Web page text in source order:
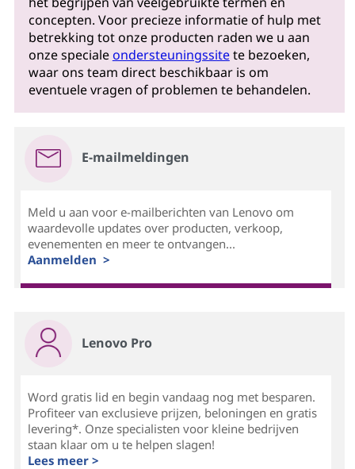
concepten. Voor precieze informatie of hulp met
betrekking tot onze producten raden we u aan
onze specialeondersteuningssitete bezoeken,
waar ons team direct beschikbaar is om
eventuele vragen of problemen te behandelen.
E-mailmeldingen
Meld u aan voor e-mailberichten van Lenovo om
waardevolle updates over producten, verkoop,
evenementen en meer te ontvangen...
Aanmelden >
Lenovo Pro
Word gratis lid en begin vandaag nog met besparen.
Profiteer van exclusieve prijzen, beloningen en gratis
levering*. Onze specialisten voor kleine bedrijven
staan klaar om u te helpen slagen!
Lees meer >